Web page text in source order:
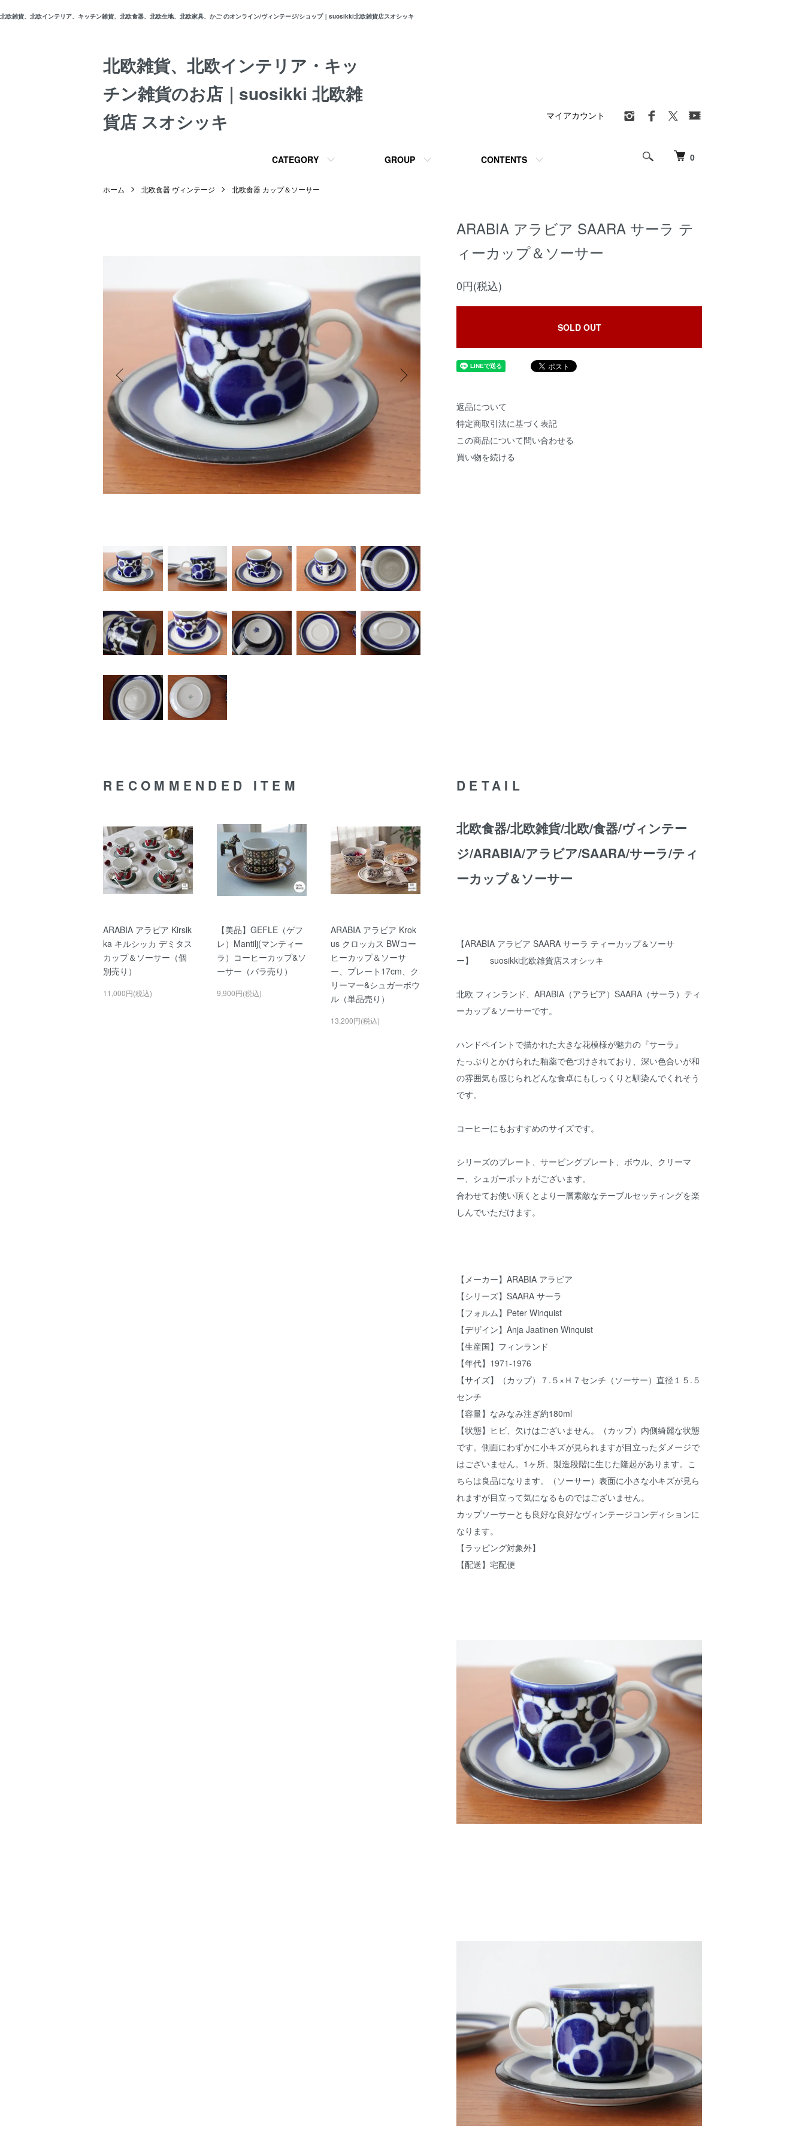
北欧雑貨、北欧インテリア、キッチン雑貨、北欧食器、北欧生地、北欧家具、かご のオンライン/ヴィンテージ/ショップ｜suosikki北欧雑貨店スオシッキ
北欧雑貨、北欧インテリア・キッ
チン雑貨のお店｜suosikki 北欧雑
貨店 スオシッキ
0
CATEGORY GROUP CONTENTS
マイアカウント
ホーム 北欧食器 ヴィンテージ 北欧食器 カップ＆ソーサー
ARABIA アラビア SAARA サーラ テ
ィーカップ＆ソーサー
0円(税込)
SOLD OUT
返品について
特定商取引法に基づく表記
この商品について問い合わせる
買い物を続ける
DETAIL
北欧食器/北欧雑貨/北欧/食器/ヴィンテー
ジ/ARABIA/アラビア/SAARA/サーラ/ティ
ーカップ＆ソーサー
【ARABIA アラビア SAARA サーラ ティーカップ＆ソーサ
ー】 suosikki北欧雑貨店スオシッキ
北欧 フィンランド、ARABIA（アラビア）SAARA（サーラ）ティ
ーカップ＆ソーサーです。
ハンドペイントで描かれた大きな花模様が魅力の『サーラ』
たっぷりとかけられた釉薬で色づけされており、深い色合いが和
の雰囲気も感じられどんな食卓にもしっくりと馴染んでくれそう
です。
コーヒーにもおすすめのサイズです。
シリーズのプレート、サービングプレート、ボウル、クリーマ
ー、シュガーボットがございます。
合わせてお使い頂くとより一層素敵なテーブルセッティングを楽
しんでいただけます。
【メーカー】ARABIA アラビア
【シリーズ】SAARA サーラ
【フォルム】Peter Winquist
【デザイン】Anja Jaatinen Winquist
【生産国】フィンランド
【年代】1971-1976
【サイズ】（カップ）７.５×Ｈ７センチ（ソーサー）直径１５.５
センチ
【容量】なみなみ注ぎ約180ml
【状態】ヒビ、欠けはございません。（カップ）内側綺麗な状態
です。側面にわずかに小キズが見られますが目立ったダメージで
はございません。1ヶ所、製造段階に生じた隆起があります。こ
ちらは良品になります。（ソーサー）表面に小さな小キズが見ら
れますが目立って気になるものではございません。
カップソーサーとも良好な良好なヴィンテージコンディションに
なります。
【ラッピング対象外】
【配送】宅配便
RECOMMENDED ITEM
ARABIA アラビア Kirsik
ka キルシッカ デミタス
カップ＆ソーサー（個
別売り）
11,000円(税込)
【美品】GEFLE（ゲフ
レ）Mantilj(マンティー
ラ）コーヒーカップ&ソ
ーサー（バラ売り）
9,900円(税込)
ARABIA アラビア Krok
us クロッカス BWコー
ヒーカップ＆ソーサ
ー、プレート17cm、ク
リーマー&シュガーボウ
ル（単品売り）
13,200円(税込)